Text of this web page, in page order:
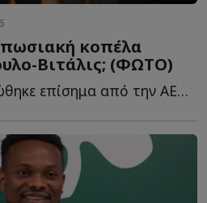
κοπέλα
Βιτάλις; (ΦΩΤΟ)
Ο Ούγγρος ανακοινώθηκε επίσημα από την ΑΕΚ και φωτογραφήθηκε μ...